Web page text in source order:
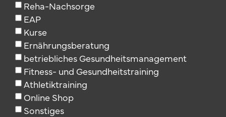
Reha-Nachsorge
EAP
Kurse
Ernährungsberatung
betriebliches Gesundheitsmanagement
Fitness- und Gesundheitstraining
Athletiktraining
Online Shop
Sonstiges